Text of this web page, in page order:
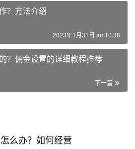
？方法介绍
2023年1月31日 am10:38
？佣金设置的详细教程推荐
下一篇
么办？如何经营